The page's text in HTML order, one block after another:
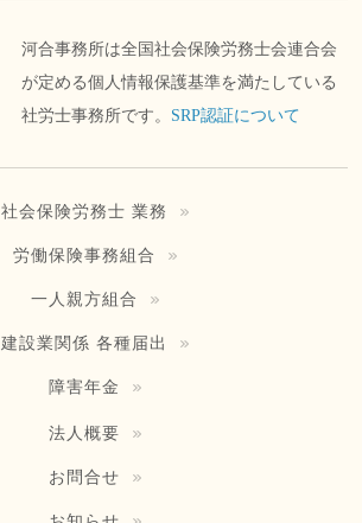
河合事務所は全国社会保険労務士会連合会
が定める個人情報保護基準を満たしている
社労士事務所です。 SRP認証について
社会保険労務士 業務
労働保険事務組合
一人親方組合
建設業関係 各種届出
障害年金
法人概要
お問合せ